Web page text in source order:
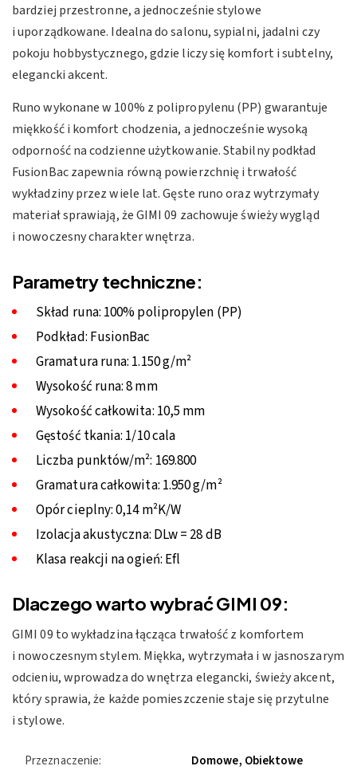
bardziej przestronne, a jednocześnie stylowe
i uporządkowane. Idealna do salonu, sypialni, jadalni czy
pokoju hobbystycznego, gdzie liczy się komfort i subtelny,
elegancki akcent.
Runo wykonane w 100% z polipropylenu (PP) gwarantuje
miękkość i komfort chodzenia, a jednocześnie wysoką
odporność na codzienne użytkowanie. Stabilny podkład
FusionBac zapewnia równą powierzchnię i trwałość
wykładziny przez wiele lat. Gęste runo oraz wytrzymały
materiał sprawiają, że GIMI 09 zachowuje świeży wygląd
i nowoczesny charakter wnętrza.
Parametry techniczne:
Skład runa: 100% polipropylen (PP)
Podkład: FusionBac
Gramatura runa: 1.150 g/m²
Wysokość runa: 8 mm
Wysokość całkowita: 10,5 mm
Gęstość tkania: 1/10 cala
Liczba punktów/m²: 169.800
Gramatura całkowita: 1.950 g/m²
Opór cieplny: 0,14 m²K/W
Izolacja akustyczna: DLw = 28 dB
Klasa reakcji na ogień: Efl
Dlaczego warto wybrać GIMI 09:
GIMI 09 to wykładzina łącząca trwałość z komfortem
i nowoczesnym stylem. Miękka, wytrzymała i w jasnoszarym
odcieniu, wprowadza do wnętrza elegancki, świeży akcent,
który sprawia, że każde pomieszczenie staje się przytulne
i stylowe.
Przeznaczenie: Domowe, Obiektowe